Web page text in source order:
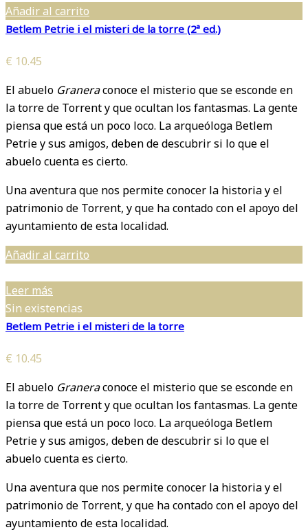
Añadir al carrito
Betlem Petrie i el misteri de la torre (2ª ed.)
€ 10.45
El abuelo Graneraconoce el misterio que se esconde en
la torre de Torrent y que ocultan los fantasmas. La gente
piensa que está un poco loco. La arqueóloga Betlem
Petrie y sus amigos, deben de descubrir si lo que el
abuelo cuenta es cierto.
Una aventura que nos permite conocer la historia y el
patrimonio de Torrent, y que ha contado con el apoyo del
ayuntamiento de esta localidad.
Añadir al carrito
Leer más
Sin existencias
Betlem Petrie i el misteri de la torre
€ 10.45
El abuelo Graneraconoce el misterio que se esconde en
la torre de Torrent y que ocultan los fantasmas. La gente
piensa que está un poco loco. La arqueóloga Betlem
Petrie y sus amigos, deben de descubrir si lo que el
abuelo cuenta es cierto.
Una aventura que nos permite conocer la historia y el
patrimonio de Torrent, y que ha contado con el apoyo del
ayuntamiento de esta localidad.